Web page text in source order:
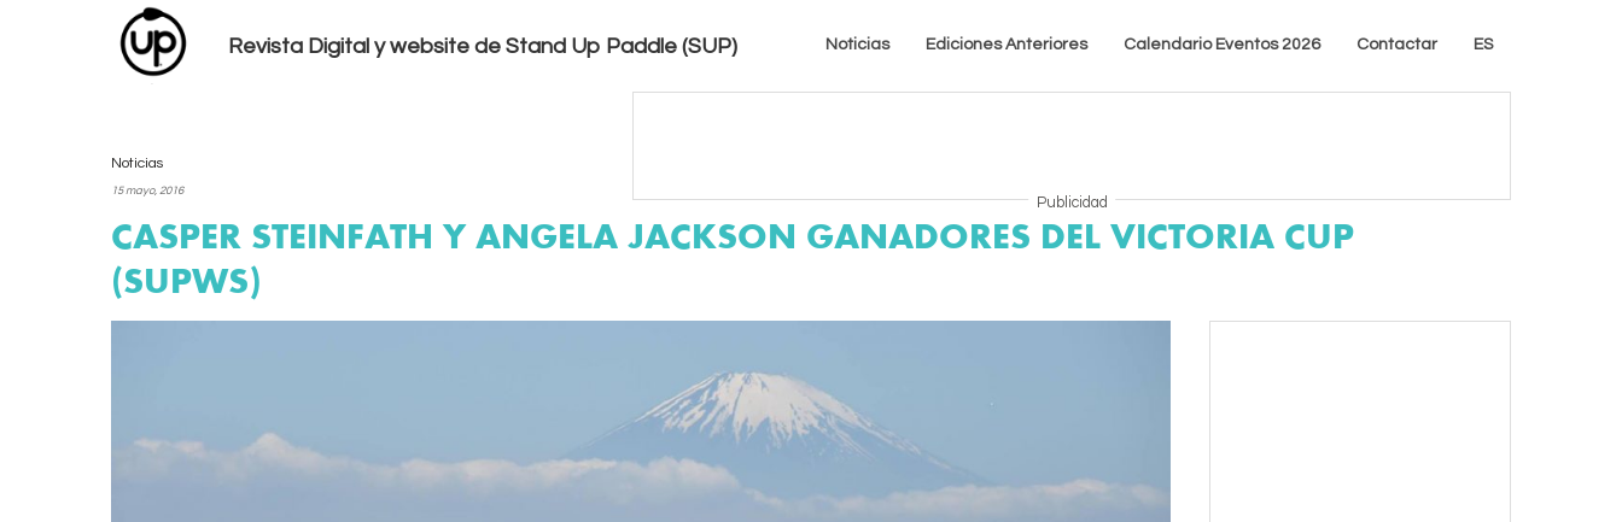
Revista Digital y website de Stand Up Paddle (SUP) Noticias Ediciones Anteriores Calendario Eventos 2026 Contactar ES
Publicidad
Noticias
15 mayo, 2016
CASPER STEINFATH Y ANGELA JACKSON GANADORES DEL VICTORIA CUP
(SUPWS)